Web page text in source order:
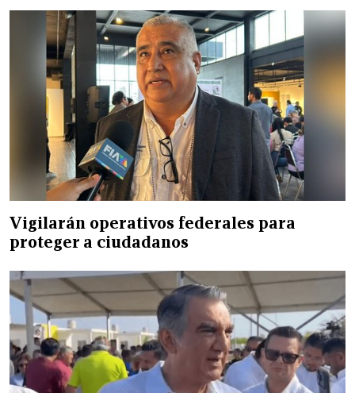
Vigilarán operativos federales para
proteger a ciudadanos